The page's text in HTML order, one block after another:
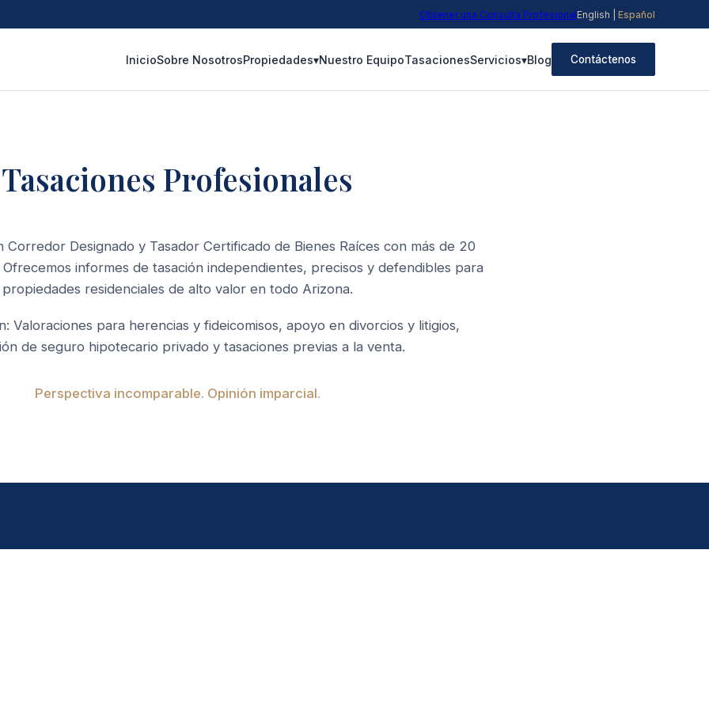
Obtener una Consulta ProfesionalEnglish Español
InicioSobre NosotrosPropiedades▾Nuestro EquipoTasacionesServicios▾Blog Contáctenos
Tasaciones Profesionales
Corredor Designado y Tasador Certificado de Bienes Raíces con más de 20
informes de tasación independientes, precisos y defendibles para
propiedades residenciales de alto valor en todo Arizona.
Valoraciones para herencias y fideicomisos, apoyo en divorcios y litigios,
de seguro hipotecario privado y tasaciones previas a la venta.
Perspectiva incomparable. Opinión imparcial.